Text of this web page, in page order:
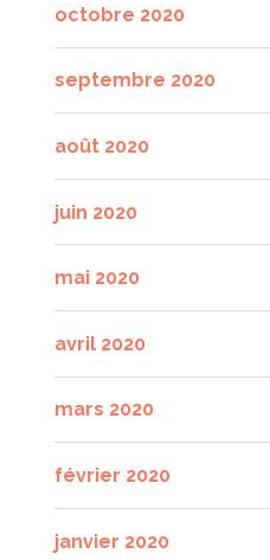
octobre 2020
septembre 2020
août 2020
juin 2020
mai 2020
avril 2020
mars 2020
février 2020
janvier 2020